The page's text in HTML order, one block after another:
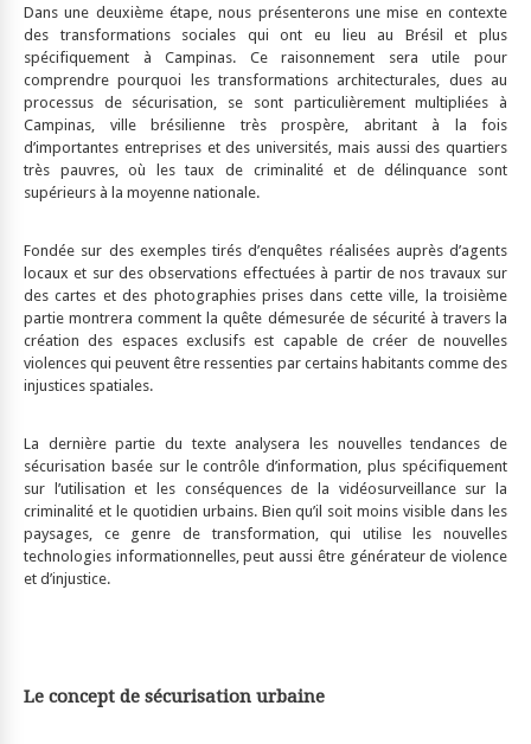
Dans une deuxième étape, nous présenterons une mise en contexte
des transformations sociales qui ont eu lieu au Brésil et plus
spécifiquement à Campinas. Ce raisonnement sera utile pour
comprendre pourquoi les transformations architecturales, dues au
processus de sécurisation, se sont particulièrement multipliées à
Campinas, ville brésilienne très prospère, abritant à la fois
d’importantes entreprises et des universités, mais aussi des quartiers
très pauvres, où les taux de criminalité et de délinquance sont
supérieurs à la moyenne nationale.
Fondée sur des exemples tirés d’enquêtes réalisées auprès d’agents
locaux et sur des observations effectuées à partir de nos travaux sur
des cartes et des photographies prises dans cette ville, la troisième
partie montrera comment la quête démesurée de sécurité à travers la
création des espaces exclusifs est capable de créer de nouvelles
violences qui peuvent être ressenties par certains habitants comme des
injustices spatiales.
La dernière partie du texte analysera les nouvelles tendances de
sécurisation basée sur le contrôle d’information, plus spécifiquement
sur l’utilisation et les conséquences de la vidéosurveillance sur la
criminalité et le quotidien urbains. Bien qu’il soit moins visible dans les
paysages, ce genre de transformation, qui utilise les nouvelles
technologies informationnelles, peut aussi être générateur de violence
et d’injustice.
Le concept de sécurisation urbaine